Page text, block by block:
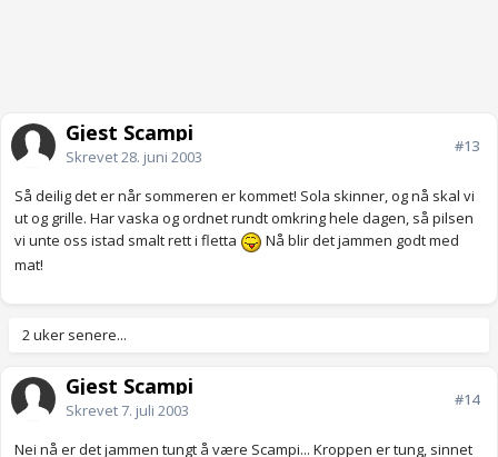
Gjest Scampi
Skrevet28. juni 2003
#13
Så deilig det er når sommeren er kommet! Sola skinner, og nå skal vi
ut og grille. Har vaska og ordnet rundt omkring hele dagen, så pilsen
vi unte oss istad smalt rett i fletta
Nå blir det jammen godt med
mat!
2 uker senere...
Gjest Scampi
Skrevet7. juli 2003
#14
Nei nå er det jammen tungt å være Scampi... Kroppen er tung, sinnet